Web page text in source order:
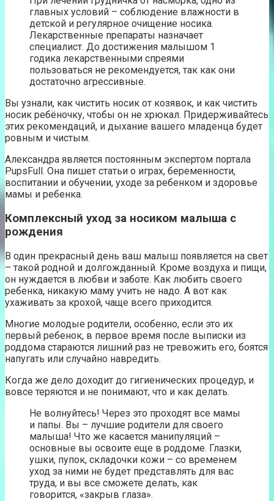
главных условий – соблюдение влажности в
детской и регулярное очищение носика.
Лекарственные препараты назначает
специалист. До достижения малышом 1
годика лекарственными спреями
пользоваться не рекомендуется, так как они
достаточно агрессивные.
Вы узнали, как чистить носик от козявок, и как чистить
носик ребёночку, чтобы он не хрюкал. Придерживайтесь
этих рекомендаций, и дыхание вашего младенца будет
ровным и чистым.
Александра является постоянным экспертом портала
PupsFull. Она пишет статьи о играх, беременности,
воспитании и обучении, уходе за ребенком и здоровье
мамы и ребенка.
Комплексный уход за носиком малыша с
рождения
В один прекрасный день ваш малыш появляется на свет
– такой родной и долгожданный. Кроме воздуха и пищи,
он нуждается в любви и заботе. Как любить своего
ребенка, никакую маму учить не надо. А вот как
ухаживать за крохой, чаще всего приходится.
Многие молодые родители, особенно, если это их
первый ребенок, в первое время после выписки из
роддома стараются лишний раз не тревожить его, боятся
напугать или случайно навредить.
Когда же дело доходит до гигиенических процедур, и
вовсе теряются и не понимают, что и как делать.
Не волнуйтесь! Через это проходят все мамы
и папы. Вы – лучшие родители для своего
малыша! Что же касается манипуляций –
основные вы освоите еще в роддоме. Глазки,
ушки, пупок, складочки кожи – со временем
уход за ними не будет представлять для вас
труда, и вы все сможете делать, как
говорится, «закрыв глаза».